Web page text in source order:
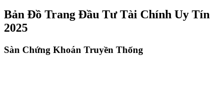
Bản Đồ Trang Đầu Tư Tài Chính Uy Tín
2025
Sàn Chứng Khoán Truyền Thống